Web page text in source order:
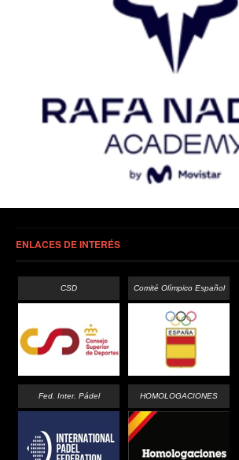
ENLACES DE INTERÉS
CSD Comité Olímpico Español
Fed. Inter. Pádel HOMOLOGACIONES